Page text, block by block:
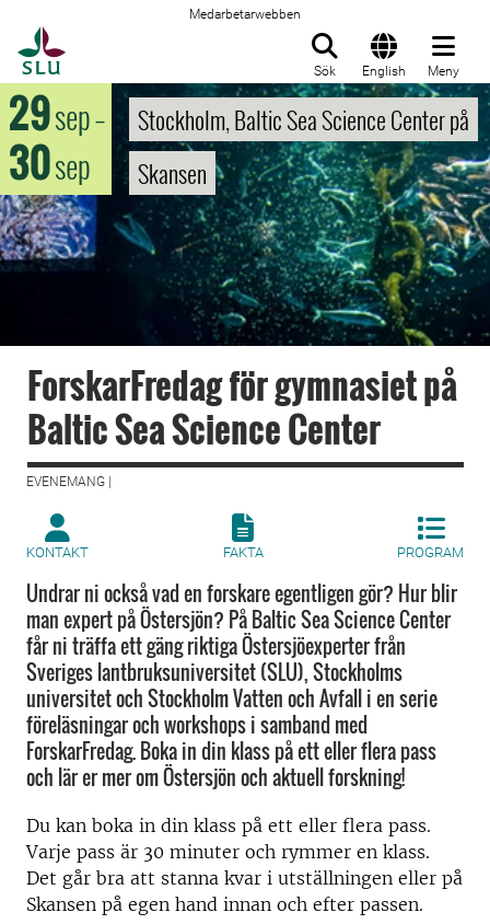
Medarbetarwebben
Sök English Meny
29sep–
30sep
Stockholm, Baltic Sea Science Center på
Skansen
ForskarFredag för gymnasiet på
Baltic Sea Science Center
EVENEMANG |
KONTAKT FAKTA PROGRAM
Undrar ni också vad en forskare egentligen gör? Hur blir
man expert på Östersjön? På Baltic Sea Science Center
får ni träffa ett gäng riktiga Östersjöexperter från
Sveriges lantbruksuniversitet (SLU), Stockholms
universitet och Stockholm Vatten och Avfall i en serie
föreläsningar och workshops i samband med
ForskarFredag. Boka in din klass på ett eller flera pass
och lär er mer om Östersjön och aktuell forskning!
Du kan boka in din klass på ett eller flera pass.
Varje pass är 30 minuter och rymmer en klass.
Det går bra att stanna kvar i utställningen eller på
Skansen på egen hand innan och efter passen.